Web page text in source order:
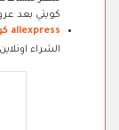
كويتي بعد
aliexpress كود خصم
الشراء